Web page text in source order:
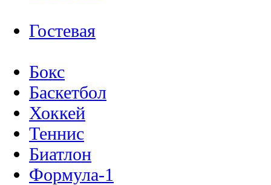
Гостевая
Бокс
Баскетбол
Хоккей
Теннис
Биатлон
Формула-1